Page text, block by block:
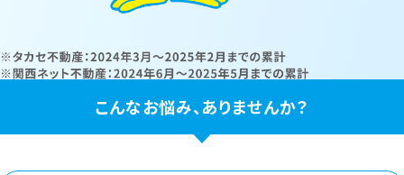
こんなお悩み、ありませんか？